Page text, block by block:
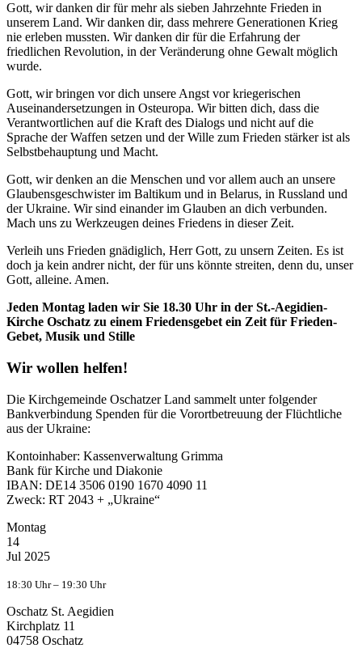
Gott, wir danken dir für mehr als sieben Jahrzehnte Frieden in
unserem Land. Wir danken dir, dass mehrere Generationen Krieg
nie erleben mussten. Wir danken dir für die Erfahrung der
friedlichen Revolution, in der Veränderung ohne Gewalt möglich
wurde.
Gott, wir bringen vor dich unsere Angst vor kriegerischen
Auseinandersetzungen in Osteuropa. Wir bitten dich, dass die
Verantwortlichen auf die Kraft des Dialogs und nicht auf die
Sprache der Waffen setzen und der Wille zum Frieden stärker ist als
Selbstbehauptung und Macht.
Gott, wir denken an die Menschen und vor allem auch an unsere
Glaubensgeschwister im Baltikum und in Belarus, in Russland und
der Ukraine. Wir sind einander im Glauben an dich verbunden.
Mach uns zu Werkzeugen deines Friedens in dieser Zeit.
Verleih uns Frieden gnädiglich, Herr Gott, zu unsern Zeiten. Es ist
doch ja kein andrer nicht, der für uns könnte streiten, denn du, unser
Gott, alleine. Amen.
Jeden Montag laden wir Sie 18.30 Uhr in der St.-Aegidien-
Kirche Oschatz zu einem Friedensgebet ein Zeit für Frieden-
Gebet, Musik und Stille
Wir wollen helfen!
Die Kirchgemeinde Oschatzer Land sammelt unter folgender
Bankverbindung Spenden für die Vorortbetreuung der Flüchtliche
aus der Ukraine:
Kontoinhaber: Kassenverwaltung Grimma
Bank für Kirche und Diakonie
IBAN: DE14 3506 0190 1670 4090 11
Zweck: RT 2043 + „Ukraine“
Montag
14
Jul 2025
18:30 Uhr – 19:30 Uhr
Oschatz St. Aegidien
Kirchplatz 11
04758 Oschatz